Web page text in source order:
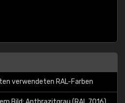
verwendeten RAL-Farben